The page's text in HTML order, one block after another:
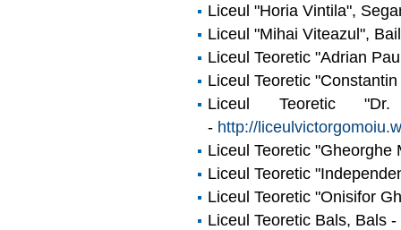
Liceul "Horia Vintila",
Liceul "Mihai Viteazul",
Liceul Teoretic "Adrian
Liceul Teoretic
Liceul Teoretic
- http://
Liceul Teoretic "Gheorghe
Liceul Teoretic
Liceul Teoretic "Onisifor
Liceul Teoretic Bals, Bals -